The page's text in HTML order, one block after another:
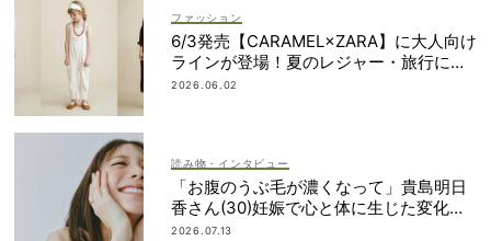
ファッション
6/3発売【CARAMEL×ZARA】に大人向け
ラインが登場！夏のレジャー・旅行にも
おすすめ
2026.06.02
読み物・インタビュー
「お腹のうぶ毛が濃くなって」貴島明日
香さん(30)妊娠で心と体に生じた変化も
「愛しいです」
2026.07.13